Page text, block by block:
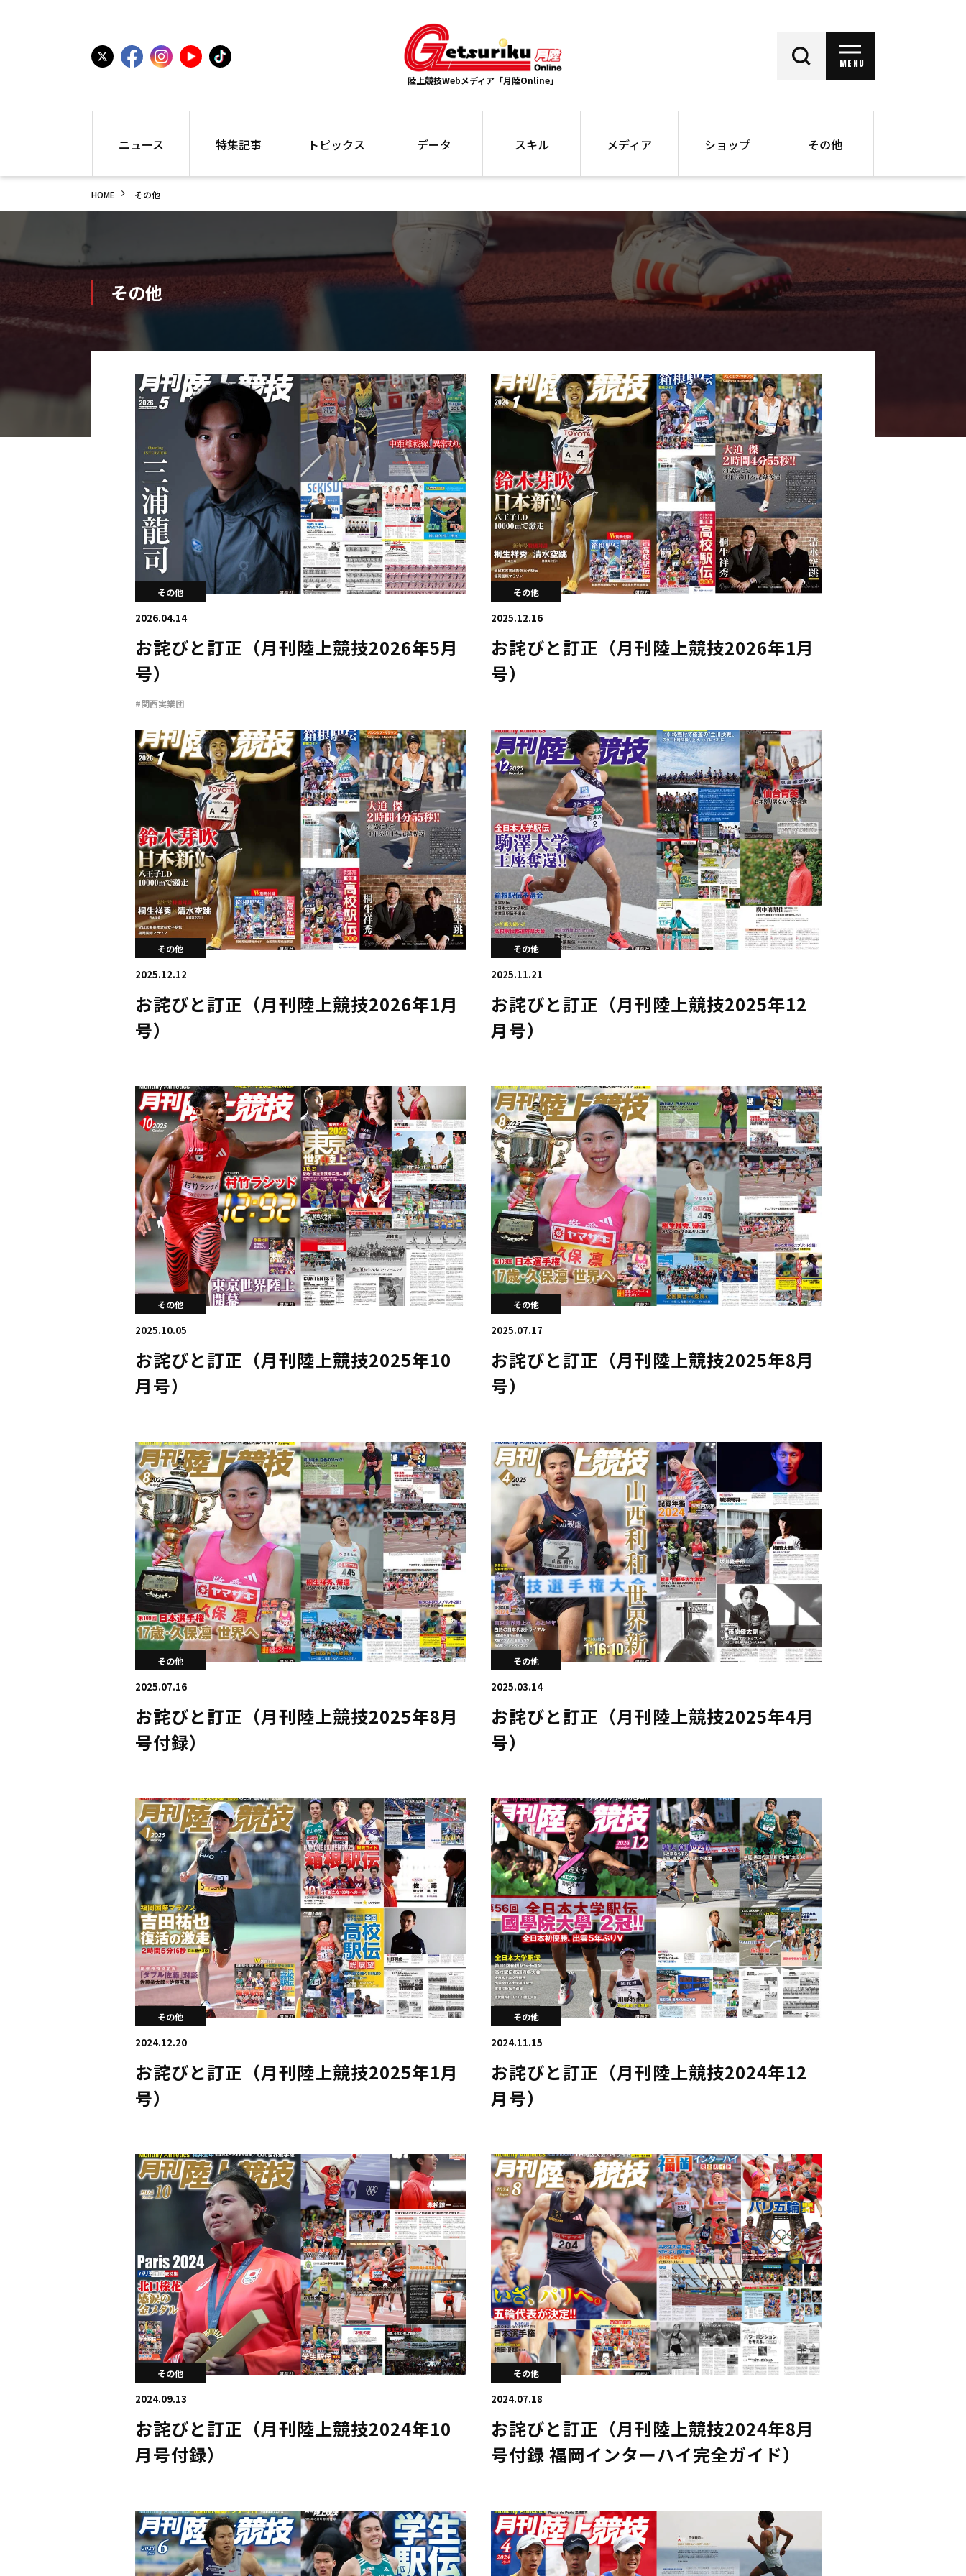
陸上競技Webメディア「月陸Online」
MENU
ニュース
国内
駅伝
高校
中学
世界陸上
海外
特集記事
特集
アラカルト
トピックス
インフォ
プレゼント
データ
最高記録
世界大会
国内大会
駅伝データ
選手名鑑
スキル
お役立ち情報
メディア
大会ギャラリー
写真記事
ショップ
バックナンバー
書籍
その他
HOME その他
その他
その他
2026.04.14
お詫びと訂正（月刊陸上競技2026年5月
号）
#関西実業団
その他
2025.12.16
お詫びと訂正（月刊陸上競技2026年1月
号）
その他
2025.12.12
お詫びと訂正（月刊陸上競技2026年1月
号）
その他
2025.11.21
お詫びと訂正（月刊陸上競技2025年12
月号）
その他
2025.10.05
お詫びと訂正（月刊陸上競技2025年10
月号）
その他
2025.07.17
お詫びと訂正（月刊陸上競技2025年8月
号）
その他
2025.07.16
お詫びと訂正（月刊陸上競技2025年8月
号付録）
その他
2025.03.14
お詫びと訂正（月刊陸上競技2025年4月
号）
その他
2024.12.20
お詫びと訂正（月刊陸上競技2025年1月
号）
その他
2024.11.15
お詫びと訂正（月刊陸上競技2024年12
月号）
その他
2024.09.13
お詫びと訂正（月刊陸上競技2024年10
月号付録）
その他
2024.07.18
お詫びと訂正（月刊陸上競技2024年8月
号付録 福岡インターハイ完全ガイド）